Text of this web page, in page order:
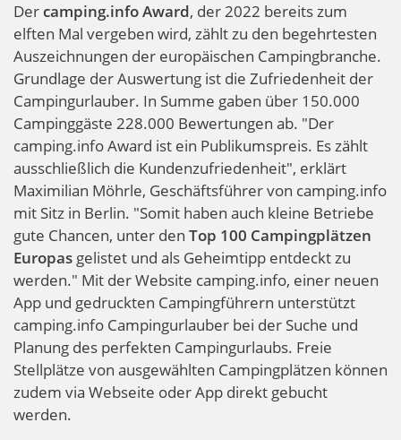
Dercamping.info Award, der 2022 bereits zum
elften Mal vergeben wird, zählt zu den begehrtesten
Auszeichnungen der europäischen Campingbranche.
Grundlage der Auswertung ist die Zufriedenheit der
Campingurlauber. In Summe gaben über 150.000
Campinggäste 228.000 Bewertungen ab. "Der
camping.info Award ist ein Publikumspreis. Es zählt
ausschließlich die Kundenzufriedenheit", erklärt
Maximilian Möhrle, Geschäftsführer von camping.info
mit Sitz in Berlin. "Somit haben auch kleine Betriebe
gute Chancen, unter den Top 100 Campingplätzen
Europas gelistet und als Geheimtipp entdeckt zu
werden." Mit der Website camping.info, einer neuen
App und gedruckten Campingführern unterstützt
camping.info Campingurlauber bei der Suche und
Planung des perfekten Campingurlaubs. Freie
Stellplätze von ausgewählten Campingplätzen können
zudem via Webseite oder App direkt gebucht
werden.